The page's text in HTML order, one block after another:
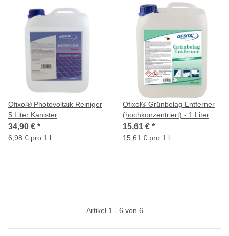
Ofixol® Photovoltaik Reiniger
5 Liter Kanister
34,90 € *
6,98 € pro 1 l
Ofixol® Grünbelag Entferner
(hochkonzentriert) - 1 Liter
Flasche
15,61 € *
15,61 € pro 1 l
Artikel 1 - 6 von 6